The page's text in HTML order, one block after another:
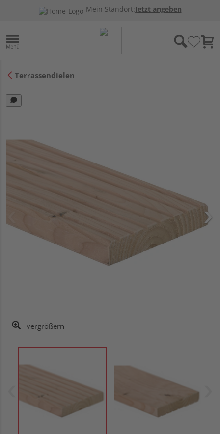
Mein Standort:Jetzt angeben
Terrassendielen
vergrößern